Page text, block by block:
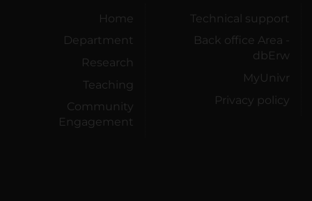
Home
Department
Research
Teaching
Community
Engagement
Technical support
Back office Area -
dbErw
MyUnivr
Privacy policy